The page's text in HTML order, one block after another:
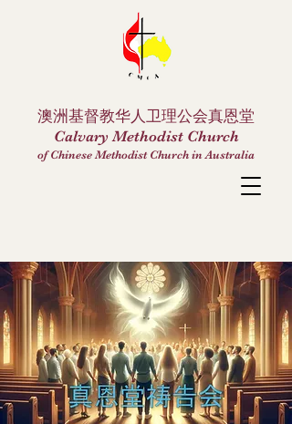
澳洲基督教华人卫理公会真恩堂
Calvary Methodist Church
of Chinese Methodist Church in Australia